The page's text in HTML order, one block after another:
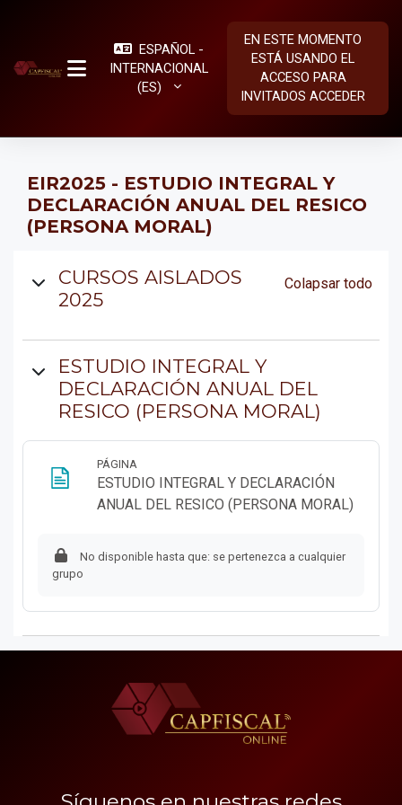
PANEL LATERAL
ESPAÑOL -
INTERNACIONAL
‎(ES)‎
EN ESTE MOMENTO
ESTÁ USANDO EL
ACCESO PARA
INVITADOSACCEDER
EIR2025 - ESTUDIO INTEGRAL Y
DECLARACIÓN ANUAL DEL RESICO
(PERSONA MORAL)
Diagrama de temas
CURSOS AISLADOS
2025
Colapsar todo
ESTUDIO INTEGRAL Y
DECLARACIÓN ANUAL DEL
RESICO (PERSONA MORAL)
PÁGINA
ESTUDIO INTEGRAL Y DECLARACIÓN
ANUAL DEL RESICO (PERSONA MORAL)
No disponible hasta que: se pertenezca a cualquier
grupo